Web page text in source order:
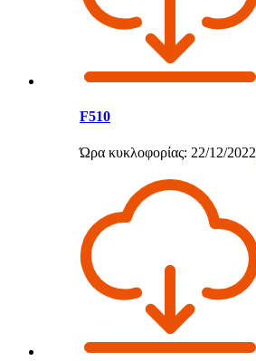
F510
Ώρα κυκλοφορίας: 22/12/2022